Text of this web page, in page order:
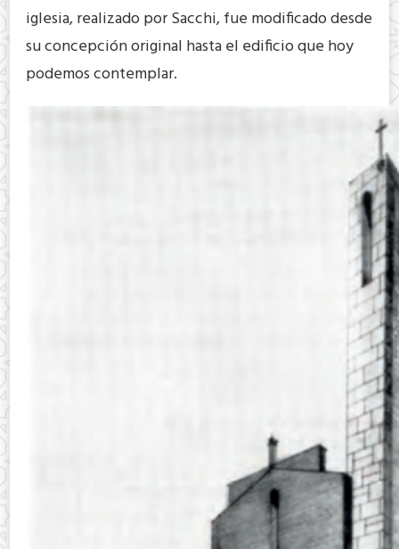
iglesia, realizado por Sacchi, fue modificado desde
su concepción original hasta el edificio que hoy
podemos contemplar.